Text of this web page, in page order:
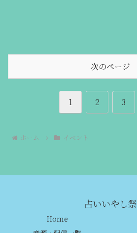
次のページ
1 2 3
ホーム イベント
占いいやし祭
Home